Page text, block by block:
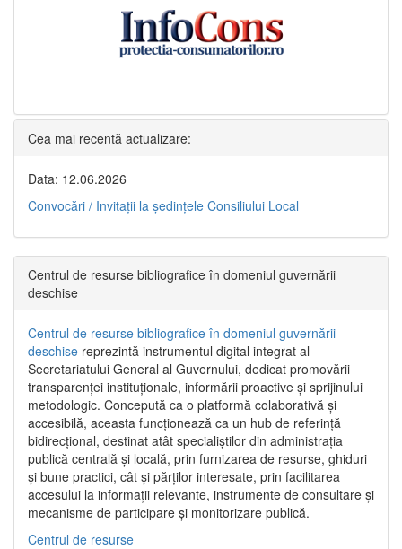
Cea mai recentă actualizare:
Data: 12.06.2026
Convocări / Invitaţii la şedinţele Consiliului Local
Centrul de resurse bibliografice în domeniul guvernării
deschise
Centrul de resurse bibliografice în domeniul guvernării
deschise reprezintă instrumentul digital integrat al
Secretariatului General al Guvernului, dedicat promovării
transparenței instituționale, informării proactive și sprijinului
metodologic. Concepută ca o platformă colaborativă și
accesibilă, aceasta funcționează ca un hub de referință
bidirecțional, destinat atât specialiștilor din administrația
publică centrală și locală, prin furnizarea de resurse, ghiduri
și bune practici, cât și părților interesate, prin facilitarea
accesului la informații relevante, instrumente de consultare și
mecanisme de participare și monitorizare publică.
Centrul de resurse